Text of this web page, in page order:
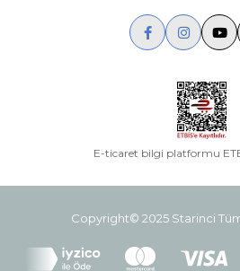
E-ticaret bilgi platformu
Copyright© 2025 Starinci Tüm